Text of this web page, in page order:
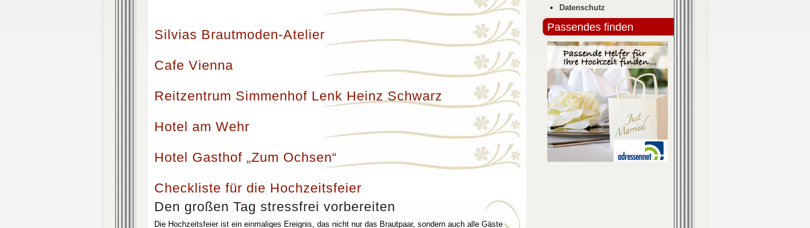
Silvias Brautmoden-Atelier
Cafe Vienna
Reitzentrum Simmenhof Lenk Heinz Schwarz
Hotel am Wehr
Hotel Gasthof „Zum Ochsen“
Checkliste für die Hochzeitsfeier
Den großen Tag stressfrei vorbereiten
Die Hochzeitsfeier ist ein einmaliges Ereignis, das nicht nur das Brautpaar, sondern auch alle Gäste
Datenschutz
Passendes finden